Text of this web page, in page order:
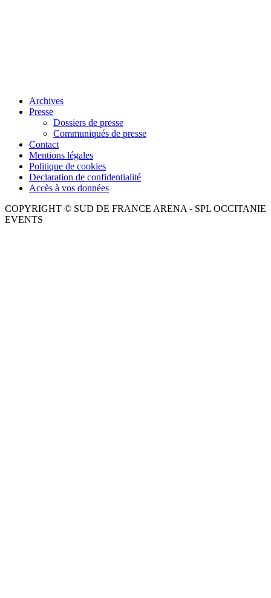
Archives
Presse
Dossiers de presse
Communiqués de presse
Contact
Mentions légales
Politique de cookies
Declaration de confidentialité
Accès à vos données
COPYRIGHT © SUD DE FRANCE ARENA - SPL OCCITANIE
EVENTS